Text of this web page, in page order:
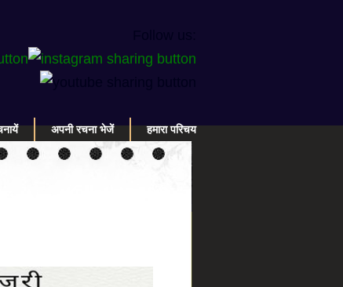
अपनी रचना भेजें हमारा परिचय